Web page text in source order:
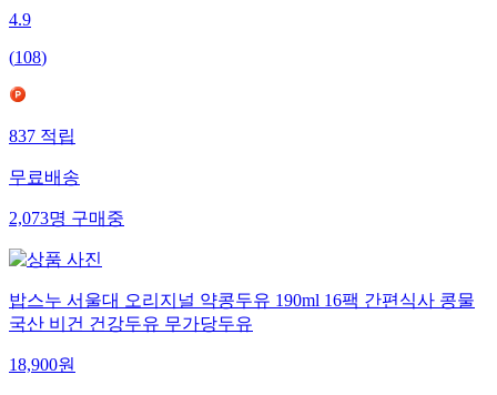
4.9
(108)
837 적립
무료배송
2,073명 구매중
밥스누 서울대 오리지널 약콩두유 190ml 16팩 간편식사 콩물
국산 비건 건강두유 무가당두유
18,900원